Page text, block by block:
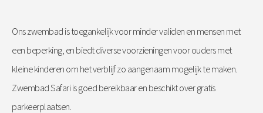
Ons zwembad is toegankelijk voor minder validen en mensen met
een beperking, en biedt diverse voorzieningen voor ouders met
kleine kinderen om het verblijf zo aangenaam mogelijk te maken.
Zwembad Safari is goed bereikbaar en beschikt over gratis
parkeerplaatsen.